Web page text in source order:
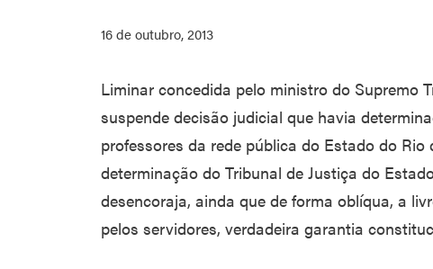
16 de outubro, 2013
Liminar concedida pelo ministro do Supremo
suspende decisão judicial que havia
professores da rede pública do Estado do Rio
determinação do Tribunal de Justiça do
desencoraja, ainda que de forma oblíqua, a
pelos servidores, verdadeira garantia